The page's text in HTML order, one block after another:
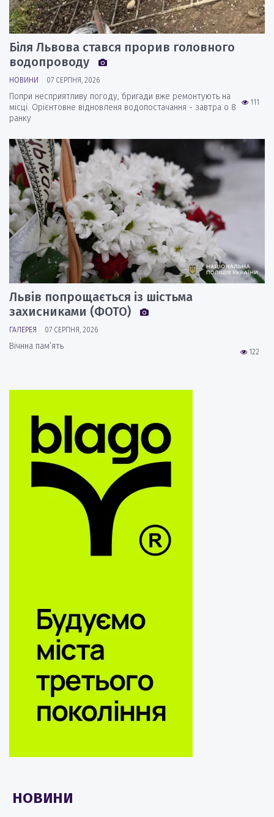
Біля Львова стався прорив головного
водопроводу
НОВИНИ 07 СЕРПНЯ, 2026
111
Попри несприятливу погоду, бригади вже ремонтують на
місці. Орієнтовне відновленя водопостачання - завтра о 8
ранку
Львів попрощається із шістьма
захисниками (ФОТО)
ГАЛЕРЕЯ 07 СЕРПНЯ, 2026
122
Вічнна пам’ять
НОВИНИ